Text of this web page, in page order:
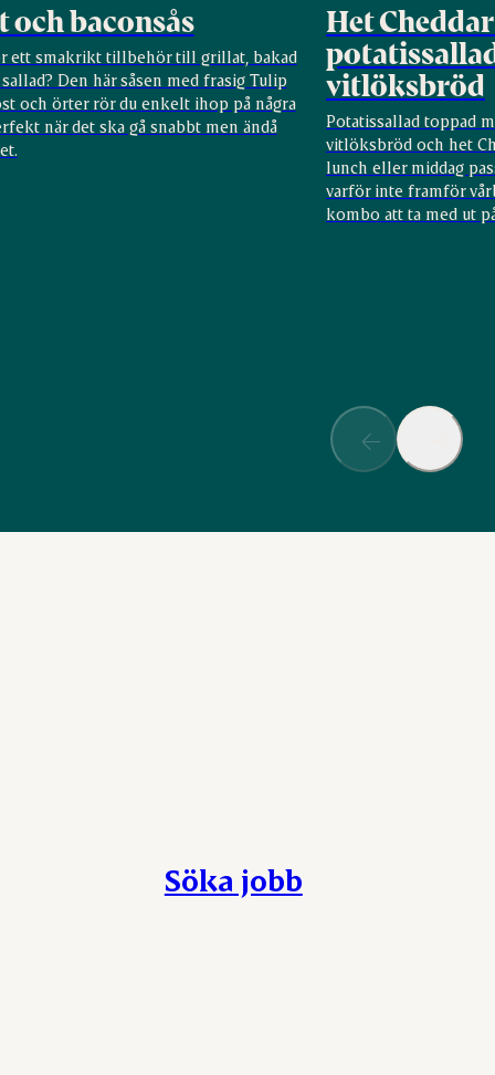
och baconsås
ett smakrikt tillbehör till grillat, bakad
Den här såsen med frasig Tulip
och örter rör du enkelt ihop på några
när det ska gå snabbt men ändå
Het
vitlöksbröd
Potatissallad toppad
vitlöksbröd och het
lunch eller middag
varför inte framför
kombo att ta med ut
Söka jobb